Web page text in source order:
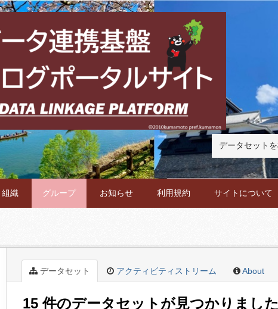
組織 グループ お知らせ 利用規約 サイトについて
データセット アクティビティストリーム About
15 件のデータセットが見つかりました